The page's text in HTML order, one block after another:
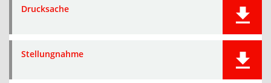
Drucksache
Stellungnahme